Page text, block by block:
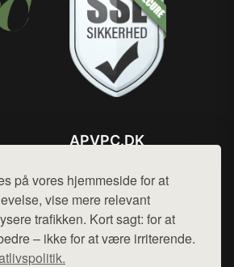
på vores hjemmeside for at
vise mere relevant
trafikken. Kort sagt: for at
– ikke for at være irriterende.
APVPC.DK
Mail: hej@want.dk
Cookie- og privatlivspolitik